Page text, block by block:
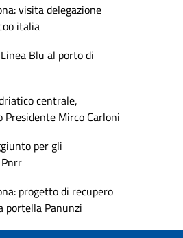
visita delegazione
italia
Blu al porto di
centrale,
Presidente Mirco Carloni
per gli
progetto di recupero
portella Panunzi